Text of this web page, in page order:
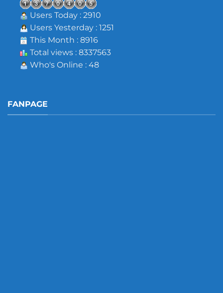
Users Today : 2910
Users Yesterday : 1251
This Month : 8916
Total views : 8337563
Who's Online : 48
FANPAGE